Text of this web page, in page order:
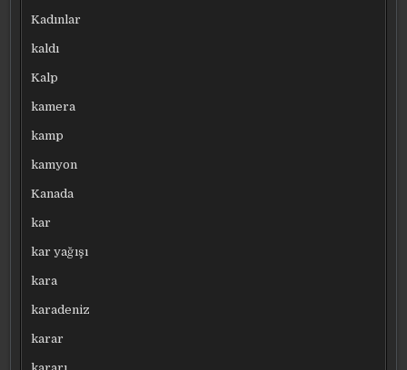
Kadınlar
kaldı
Kalp
kamera
kamp
kamyon
Kanada
kar
kar yağışı
kara
karadeniz
karar